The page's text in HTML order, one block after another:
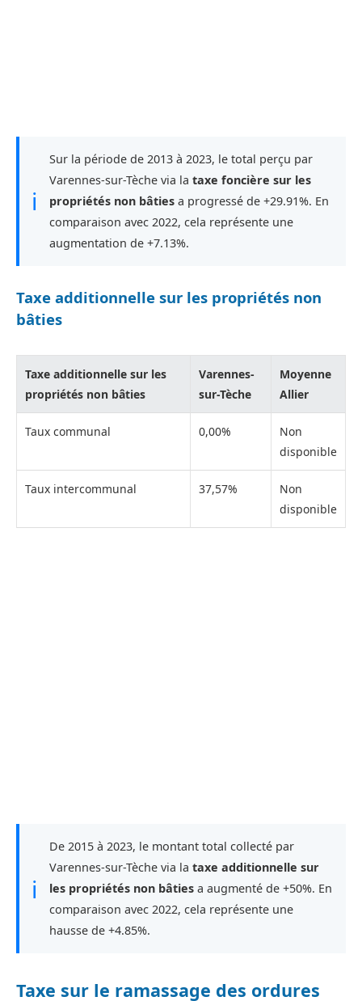
ℹ
Sur la période de 2013 à 2023, le total perçu par
Varennes-sur-Tèche via la taxe foncière sur les
propriétés non bâties a progressé de +29.91%. En
comparaison avec 2022, cela représente une
augmentation de +7.13%.
Taxe additionnelle sur les propriétés non
bâties
Taxe additionnelle sur les
propriétés non bâties
Varennes-
sur-Tèche
Moyenne
Allier
Taux communal 0,00%
Non
disponible
Taux intercommunal 37,57%
Non
disponible
ℹ
De 2015 à 2023, le montant total collecté par
Varennes-sur-Tèche via la taxe additionnelle sur
les propriétés non bâties a augmenté de +50%. En
comparaison avec 2022, cela représente une
hausse de +4.85%.
Taxe sur le ramassage des ordures